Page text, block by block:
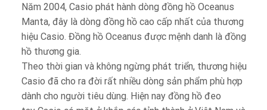
Năm 2004, Casio phát hành dòng đồng hồ Oceanus
Manta, đây là dòng đồng hồ cao cấp nhất của thương
hiệu Casio. Đồng hồ Oceanus được mệnh danh là đồng
hồ thương gia.
Theo thời gian và không ngừng phát triển, thương hiệu
Casio đã cho ra đời rất nhiều dòng sản phẩm phù hợp
dành cho người tiêu dùng. Hiện nay đồng hồ đeo